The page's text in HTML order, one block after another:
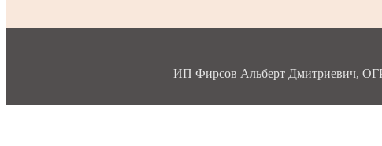
ИП Фирсов Альберт Дмитриевич,